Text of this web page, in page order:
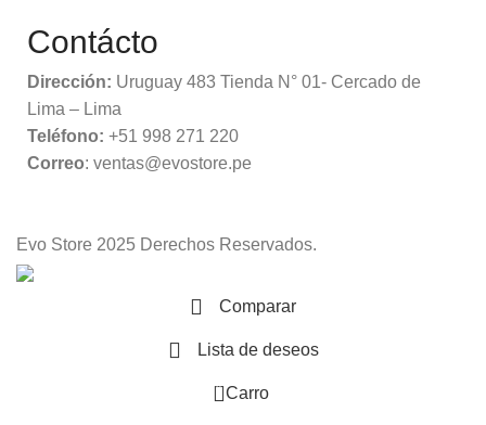
Contácto
Dirección: Uruguay 483 Tienda N° 01- Cercado de
Lima – Lima
Teléfono: +51 998 271 220
Correo: ventas@evostore.pe
Evo Store 2025 Derechos Reservados.
Comparar
Lista de deseos
0 Carro